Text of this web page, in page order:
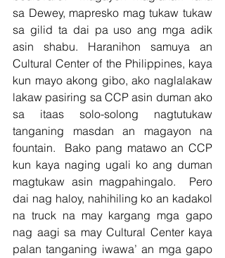
sa Dewey, mapresko mag tukaw tukaw
sa gilid ta dai pa uso ang mga adik
asin shabu. Haranihon samuya an
Cultural Center of the Philippines, kaya
kun mayo akong gibo, ako naglalakaw
lakaw pasiring sa CCP asin duman ako
sa itaas solo-solong nagtutukaw
tanganing masdan an magayon na
fountain.  Bako pang matawo an CCP
kun kaya naging ugali ko ang duman
magtukaw asin magpahingalo.  Pero
dai nag haloy, nahihiling ko an kadakol
na truck na may kargang mga gapo
nag aagi sa may Cultural Center kaya
palan tanganing iwawa’ an mga gapo